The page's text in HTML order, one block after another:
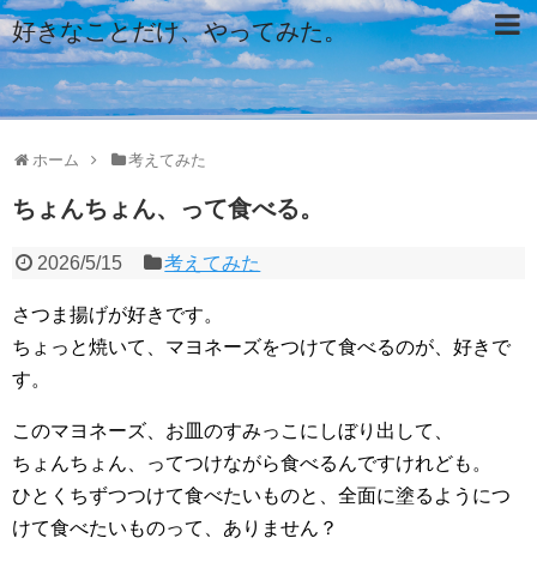
好きなことだけ、やってみた。
ホーム 考えてみた
ちょんちょん、って食べる。
2026/5/15 考えてみた
さつま揚げが好きです。
ちょっと焼いて、マヨネーズをつけて食べるのが、好きで
す。
このマヨネーズ、お皿のすみっこにしぼり出して、
ちょんちょん、ってつけながら食べるんですけれども。
ひとくちずつつけて食べたいものと、全面に塗るようにつ
けて食べたいものって、ありません？